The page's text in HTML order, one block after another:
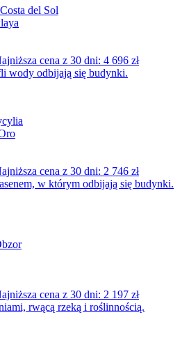
del Sol
cena z 30 dni: 4 696 zł
cena z 30 dni: 2 746 zł
cena z 30 dni: 2 197 zł